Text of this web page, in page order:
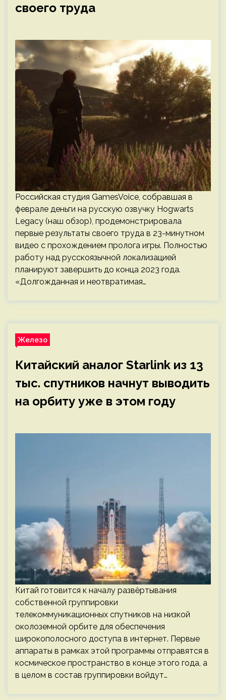
своего труда
Российская студия GamesVoice, собравшая в
феврале деньги на русскую озвучку Hogwarts
Legacy (наш обзор), продемонстрировала
первые результаты своего труда в 23-минутном
видео с прохождением пролога игры. Полностью
работу над русскоязычной локализацией
планируют завершить до конца 2023 года.
«Долгожданная и неотвратимая…
Железо
Китайский аналог Starlink из 13
тыс. спутников начнут выводить
на орбиту уже в этом году
Китай готовится к началу развёртывания
собственной группировки
телекоммуникационных спутников на низкой
околоземной орбите для обеспечения
широкополосного доступа в интернет. Первые
аппараты в рамках этой программы отправятся в
космическое пространство в конце этого года, а
в целом в состав группировки войдут…